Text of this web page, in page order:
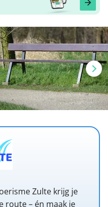
Zulte krijg je
route – én maak je